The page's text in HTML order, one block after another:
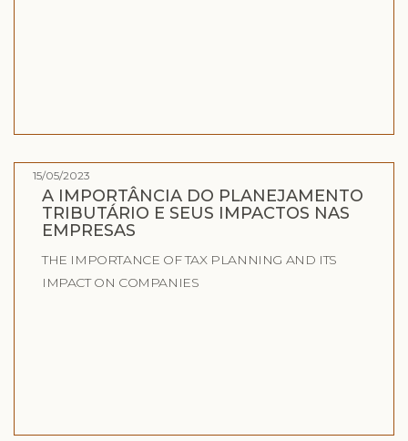
15/05/2023
A IMPORTÂNCIA DO PLANEJAMENTO
TRIBUTÁRIO E SEUS IMPACTOS NAS
EMPRESAS
THE IMPORTANCE OF TAX PLANNING AND ITS
IMPACT ON COMPANIES